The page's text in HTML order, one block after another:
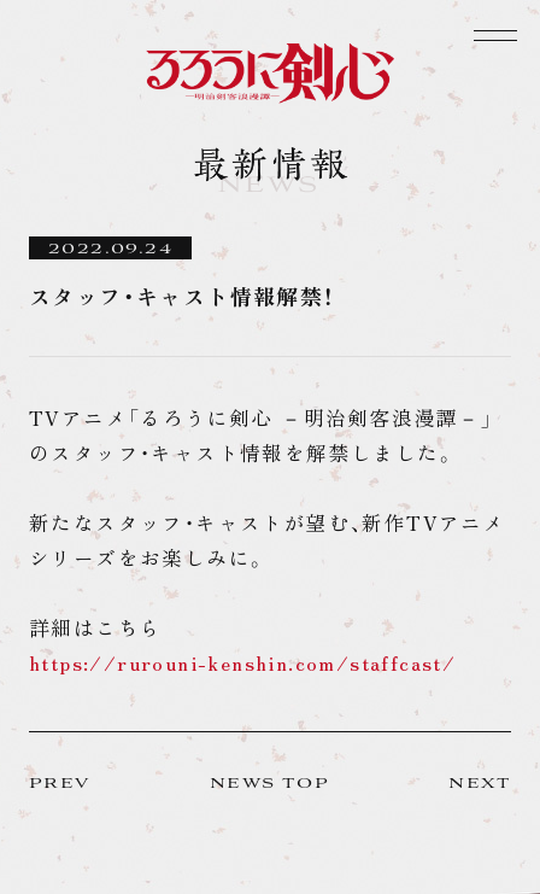
2022.09.24
スタッフ・キャスト情報解禁！
TVアニメ「るろうに剣心 －明治剣客浪漫譚－」
のスタッフ・キャスト情報を解禁しました。
新たなスタッフ・キャストが望む、新作TVアニメ
シリーズをお楽しみに。
詳細はこちら
https://rurouni-kenshin.com/staffcast/
PREV NEWS TOP NEXT